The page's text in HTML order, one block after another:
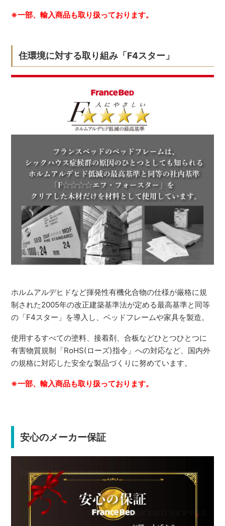
※一部、輸入商品も取り扱っております。
住環境に対する取り組み「F4スター」
ホルムアルデヒドなど揮発性有機化合物の仕様が厳格に規
制された2005年の改正建築基準法が定める最高基準と同等
の「F4スター」を導入し、ベッドフレームや家具を製造。
使用するすべての塗料、接着剤、合板などひとつひとつに
有害物質規制「RoHS(ローズ)指令」への対応など、国内外
の規格に対応した安全な製品づくりに努めています。
※一部、輸入商品も取り扱っております。
安心のメーカー保証